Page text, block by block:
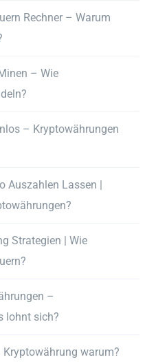
Rechner – Warum
– Wie
– Kryptowährungen
Auszahlen Lassen |
Strategien | Wie
–
lohnt sich?
warum?